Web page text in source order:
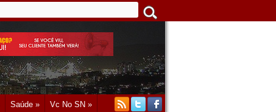
Saúde » Vc No SN »